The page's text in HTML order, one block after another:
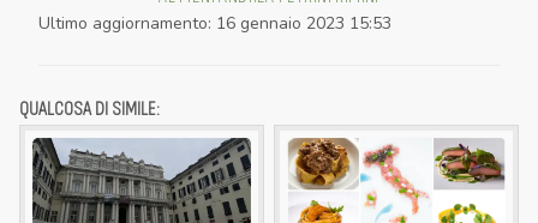
Ultimo aggiornamento: 16 gennaio 2023 15:53
QUALCOSA DI SIMILE: